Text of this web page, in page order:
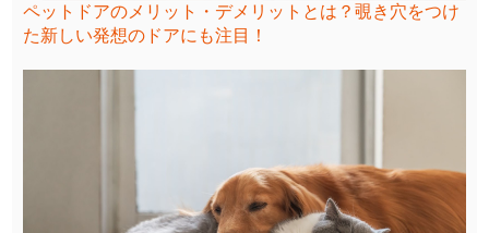
ペットドアのメリット・デメリットとは？覗き穴をつけ
た新しい発想のドアにも注目！